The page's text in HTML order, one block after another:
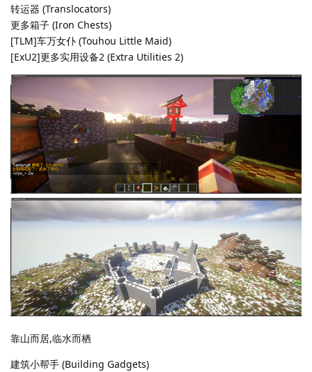
转运器 (Translocators)
更多箱子 (Iron Chests)
[TLM]车万女仆 (Touhou Little Maid)
[ExU2]更多实用设备2 (Extra Utilities 2)
靠山而居,临水而栖
建筑小帮手 (Building Gadgets)